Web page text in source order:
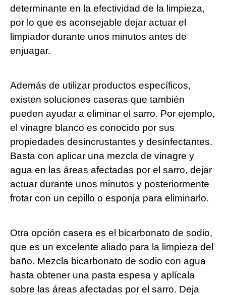
determinante en la efectividad de la limpieza,
por lo que es aconsejable dejar actuar el
limpiador durante unos minutos antes de
enjuagar.
Además de utilizar productos específicos,
existen soluciones caseras que también
pueden ayudar a eliminar el sarro. Por ejemplo,
el vinagre blanco es conocido por sus
propiedades desincrustantes y desinfectantes.
Basta con aplicar una mezcla de vinagre y
agua en las áreas afectadas por el sarro, dejar
actuar durante unos minutos y posteriormente
frotar con un cepillo o esponja para eliminarlo.
Otra opción casera es el bicarbonato de sodio,
que es un excelente aliado para la limpieza del
baño. Mezcla bicarbonato de sodio con agua
hasta obtener una pasta espesa y aplícala
sobre las áreas afectadas por el sarro. Deja